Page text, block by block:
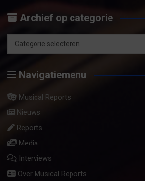
maandArchief op categorie
Archief
categorie
Navigatiemenu
Musical Reports
Nieuws
Reports
Media
Interviews
Over Musical Reports